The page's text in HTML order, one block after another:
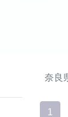
奈良
1